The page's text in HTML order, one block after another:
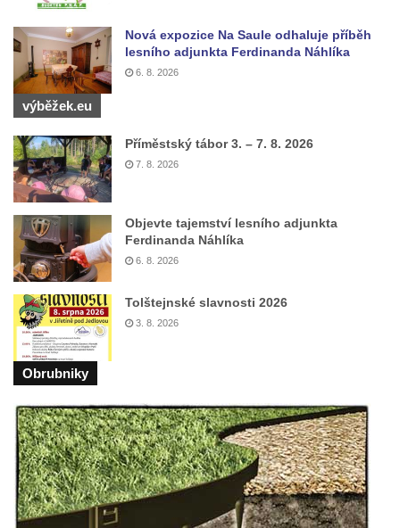
Teplicích nad Metují
Pomník obětem 2. světové války na hřbitově
v Teplicích nad Metují
Hrob Waltera Hilleho na hřbitově ve Vlčí
Hoře
Kenotaf Oskara Ringelhana na hřbitově v
Benešově nad Ploučnicí
Kenotaf Augusta Michela na hřbitově v
Benešově nad Ploučnicí
Hrob Šumových na hřbitově v Benešově
nad Ploučnicí
Hrob Theodora Sommera na hřbitově v
Benešově nad Ploučnicí
Hrob Wendelina Janiche na hřbitově v
Hrob Christodoulona Panayiotise na
hřbitově v Benešově nad Ploučnicí
Hrob Franze Wünsche na hřbitově v
Benešově nad Ploučnicí
Nová expozice Na Saule odhaluje příběh
lesního adjunkta Ferdinanda Náhlíka
6. 8. 2026
výběžek.eu
Příměstský tábor 3. – 7. 8. 2026
7. 8. 2026
Objevte tajemství lesního adjunkta
Ferdinanda Náhlíka
6. 8. 2026
Tolštejnské slavnosti 2026
3. 8. 2026
Obrubniky